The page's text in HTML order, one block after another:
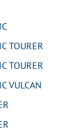
TOURER
TOURER
VULCAN